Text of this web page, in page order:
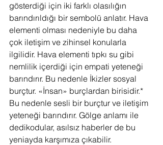
gösterdiği için iki farklı olasılığın
barındırıldığı bir sembolü anlatır. Hava
elementi olması nedeniyle bu daha
çok iletişim ve zihinsel konularla
ilgilidir. Hava elementi tıpkı su gibi
nemlilik içerdiği için empati yeteneği
barındırır. Bu nedenle İkizler sosyal
burçtur. «İnsan» burçlardan birisidir.*
Bu nedenle sesli bir burçtur ve iletişim
yeteneği barındırır. Gölge anlamı ile
dedikodular, asılsız haberler de bu
yeniayda karşımıza çıkabilir.